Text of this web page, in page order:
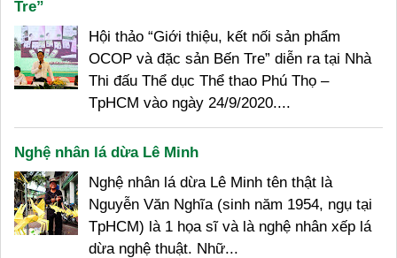
Tre”
Hội thảo “Giới thiệu, kết nối sản phẩm
OCOP và đặc sản Bến Tre” diễn ra tại Nhà
Thi đấu Thể dục Thể thao Phú Thọ –
TpHCM vào ngày 24/9/2020....
Nghệ nhân lá dừa Lê Minh
Nghệ nhân lá dừa Lê Minh tên thật là
Nguyễn Văn Nghĩa (sinh năm 1954, ngụ tại
TpHCM) là 1 họa sĩ và là nghệ nhân xếp lá
dừa nghệ thuật. Nhữ...